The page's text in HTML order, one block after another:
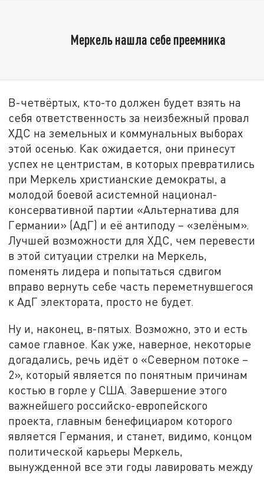
Меркель нашла себе преемника
В-четвёртых, кто-то должен будет взять на
себя ответственность за неизбежный провал
ХДС на земельных и коммунальных выборах
этой осенью. Как ожидается, они принесут
успех не центристам, в которых превратились
при Меркель христианские демократы, а
молодой боевой асистемной национал-
консервативной партии «Альтернатива для
Германии» (АдГ) и её антиподу – «зелёным».
Лучшей возможности для ХДС, чем перевести
в этой ситуации стрелки на Меркель,
поменять лидера и попытаться сдвигом
вправо вернуть себе часть переметнувшегося
к АдГ электората, просто не будет.
Ну и, наконец, в-пятых. Возможно, это и есть
самое главное. Как уже, наверное, некоторые
догадались, речь идёт о «Северном потоке –
2», который является по понятным причинам
костью в горле у США. Завершение этого
важнейшего российско-европейского
проекта, главным бенефициаром которого
является Германия, и станет, видимо, концом
политической карьеры Меркель,
вынужденной все эти годы лавировать между